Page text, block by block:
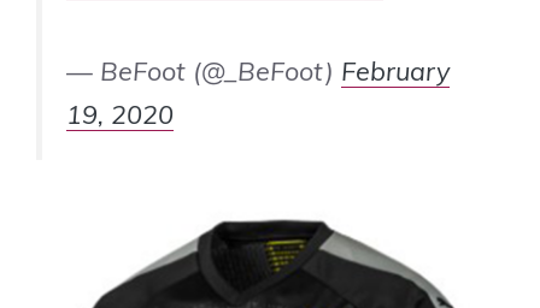
— BeFoot (@_BeFoot) February
19, 2020